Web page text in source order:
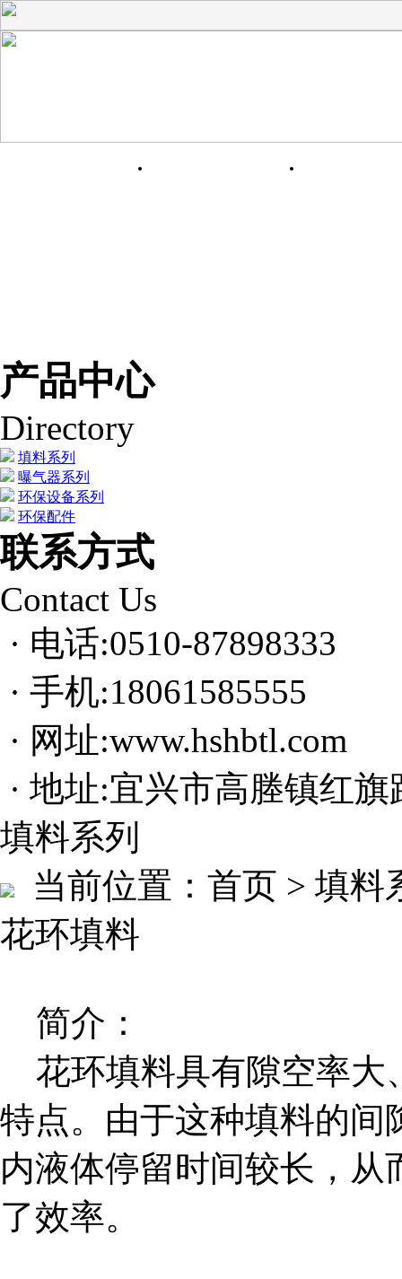
产品中心
Directory
填料系列
曝气器系列
环保设备系列
环保配件
联系方式
Contact Us
· 电话:0510-87898333
· 手机:18061585555
· 网址:www.hshbtl.com
· 地址:宜兴市高塍镇红旗
填料系列
当前位置： 首页 > 填料
花环填料
简介：
花环填料具有隙空率大
特点。由于这种填料的间
内液体停留时间较长，
了效率。